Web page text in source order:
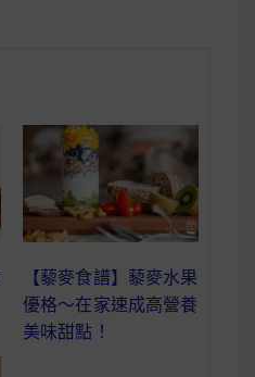
【藜麥食譜】藜麥水果
優格～在家速成高營養
美味甜點！